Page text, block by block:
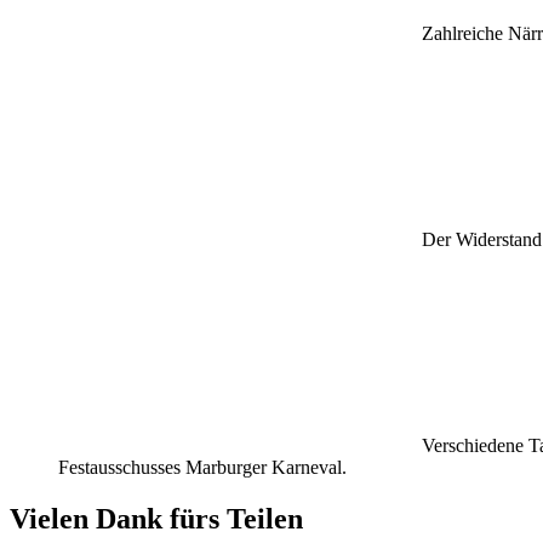
Zahlreiche
Der
Verschiedene
Festausschusses Marburger Karneval.
Vielen Dank fürs Teilen